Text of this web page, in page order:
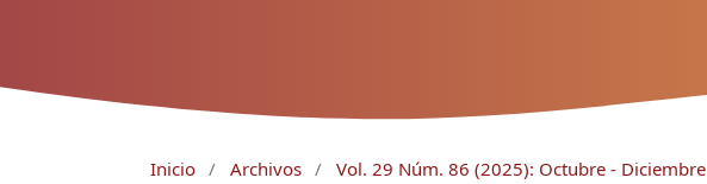
Inicio / Archivos / Vol. 29 Núm. 86 (2025): Octubre - Diciembre